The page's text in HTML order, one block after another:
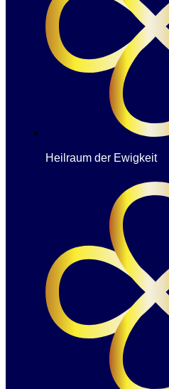
Heilraum der Ewigkeit